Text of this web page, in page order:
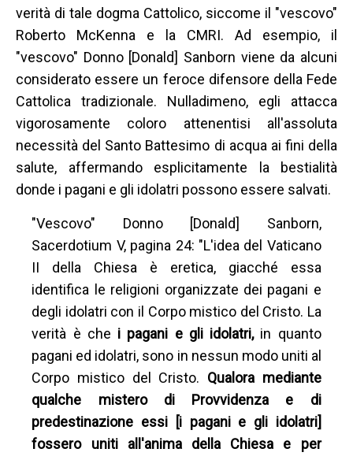
verità di tale dogma Cattolico, siccome il "vescovo"
Roberto McKenna e la CMRI. Ad esempio, il
"vescovo" Donno [Donald] Sanborn viene da alcuni
considerato essere un feroce difensore della Fede
Cattolica tradizionale. Nulladimeno, egli attacca
vigorosamente coloro attenentisi all'assoluta
necessità del Santo Battesimo di acqua ai fini della
salute, affermando esplicitamente la bestialità
donde i pagani e gli idolatri possono essere salvati.
"Vescovo" Donno [Donald] Sanborn,
Sacerdotium V, pagina 24: "L'idea del Vaticano
II della Chiesa è eretica, giacché essa
identifica le religioni organizzate dei pagani e
degli idolatri con il Corpo mistico del Cristo. La
verità è che i pagani e gli idolatri, in quanto
pagani ed idolatri, sono in nessun modo uniti al
Corpo mistico del Cristo. Qualora mediante
qualche mistero di Provvidenza e di
predestinazione essi [i pagani e gli idolatri]
fossero uniti all'anima della Chiesa e per